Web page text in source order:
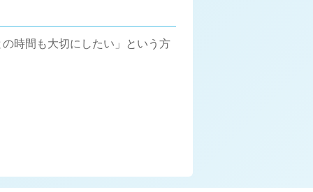
時間も大切にしたい」という方